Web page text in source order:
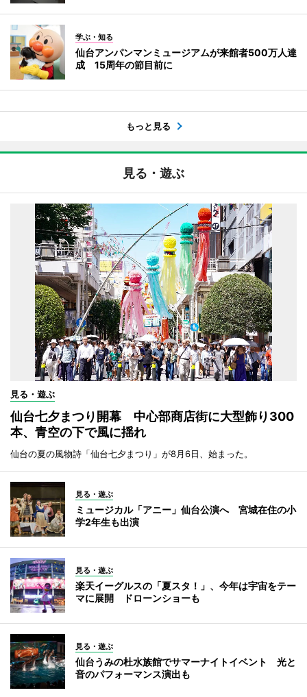
学ぶ・知る
仙台アンパンマンミュージアムが来館者500万人達
成 15周年の節目前に
もっと見る
見る・遊ぶ
見る・遊ぶ
仙台七夕まつり開幕 中心部商店街に大型飾り300
本、青空の下で風に揺れ
仙台の夏の風物詩「仙台七夕まつり」が8月6日、始まった。
見る・遊ぶ
ミュージカル「アニー」仙台公演へ 宮城在住の小
学2年生も出演
見る・遊ぶ
楽天イーグルスの「夏スタ！」、今年は宇宙をテー
マに展開 ドローンショーも
見る・遊ぶ
仙台うみの杜水族館でサマーナイトイベント 光と
音のパフォーマンス演出も